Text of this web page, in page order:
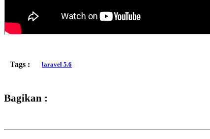
Tags : laravel 5.6
Bagikan :